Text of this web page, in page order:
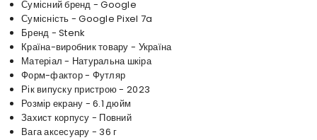
Сумісний бренд - Google
Сумісність - Google Pixel 7a
Бренд - Stenk
Країна-виробник товару - Україна
Матеріал - Натуральна шкіра
Форм-фактор - Футляр
Рік випуску пристрою - 2023
Розмір екрану - 6.1 дюйм
Захист корпусу - Повний
Вага аксесуару - 36 г